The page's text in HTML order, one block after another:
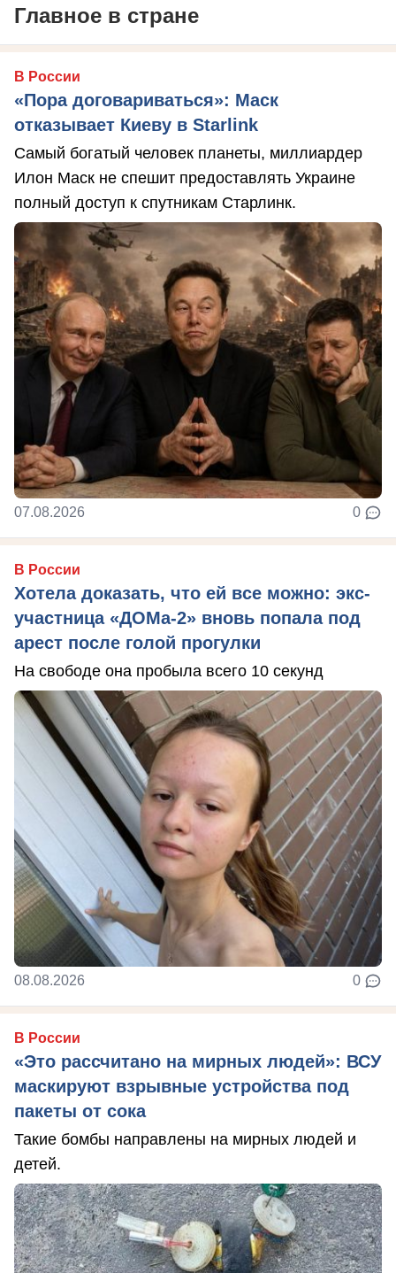
Главное в стране
В России
«Пора договариваться»: Маск
отказывает Киеву в Starlink
Самый богатый человек планеты, миллиардер
Илон Маск не спешит предоставлять Украине
полный доступ к спутникам Старлинк.
07.08.2026 0
В России
Хотела доказать, что ей все можно: экс-
участница «ДОМа-2» вновь попала под
арест после голой прогулки
На свободе она пробыла всего 10 секунд
08.08.2026 0
В России
«Это рассчитано на мирных людей»: ВСУ
маскируют взрывные устройства под
пакеты от сока
Такие бомбы направлены на мирных людей и
детей.